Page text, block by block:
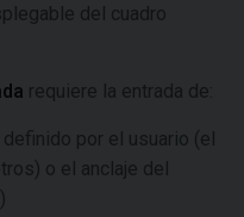
del cuadro
requiere la entrada de:
definido por el usuario (el
o el anclaje del